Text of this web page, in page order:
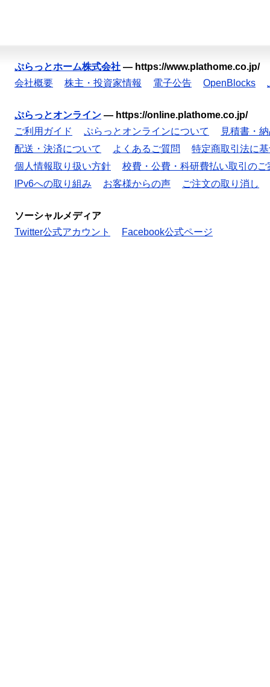
ぷらっとホーム株式会社 — https://www.plathome.co.jp/
会社概要
株主・投資家情報 電子公告 OpenBlocks
ぷらっとオンライン — https://online.plathome.co.jp/
ご利用ガイド
ぷらっとオンラインについて
見積書・
配送・決済について
よくあるご質問
特定商取引法に
個人情報取り扱い方針
校費・公費・科研費払い取引のご
IPv6への取り組み
お客様からの声 ご注文の取り消し
ソーシャルメディア
Twitter公式アカウント
Facebook公式ページ